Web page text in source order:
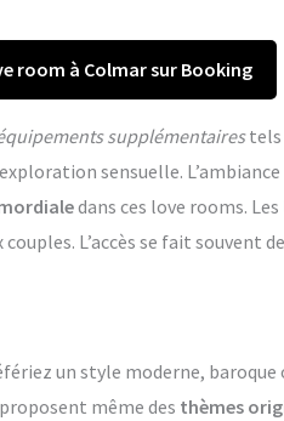
room à Colmar sur Booking
supplémentairestels
sensuelle.
dans ces love rooms.
L’accès se fait souvent
un style moderne,
même des thèmes